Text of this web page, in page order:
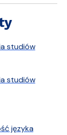
studiów
studiów
języka